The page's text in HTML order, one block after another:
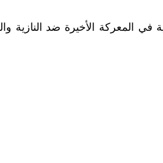
دراسة تحليلية في المعركة الأخيرة ضد